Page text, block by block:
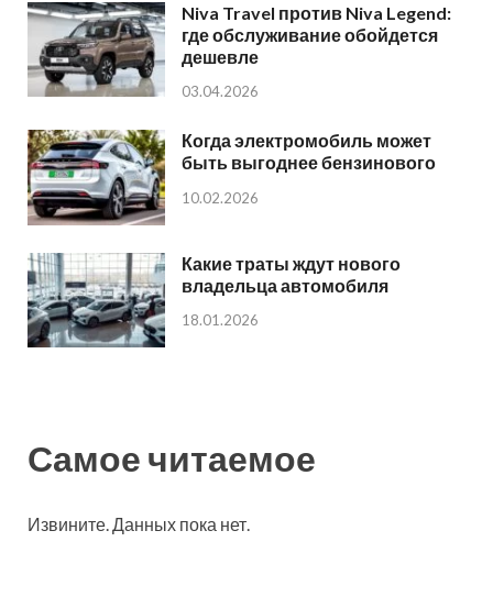
Niva Travel против Niva Legend:
где обслуживание обойдется
дешевле
03.04.2026
Когда электромобиль может
быть выгоднее бензинового
10.02.2026
Какие траты ждут нового
владельца автомобиля
18.01.2026
Самое читаемое
Извините. Данных пока нет.